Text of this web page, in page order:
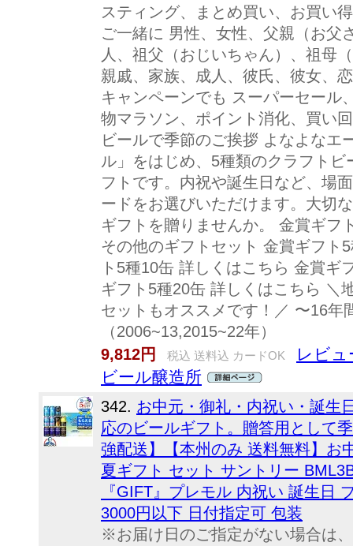
スティング、まとめ買い、お買い
ご一緒に 男性、女性、父親（お父
人、祖父（おじいちゃん）、祖母
親戚、家族、成人、彼氏、彼女、
キャンペーンでも スーパーセール
物マラソン、ポイント消化、買い
ビールで季節のご挨拶 よなよなエ
ル」をはじめ、5種類のクラフト
フトです。内祝や誕生日など、場
ードをお選びいただけます。大切
ギフトを贈りませんか。 金賞ギフ
その他のギフトセット 金賞ギフト
ト5種10缶 詳しくはこちら 金賞ギ
ギフト5種20缶 詳しくはこちら ＼
セットもオススメです！／ 〜16年
（2006~13,2015~22年）
9,812円
税込 送料込 カードOK
レビュ
ビール醸造所
342. お中元・御礼・内祝い・誕生
応のビールギフト。贈答用として
強配送】【本州のみ 送料無料】お
夏ギフト セット サントリー
『GIFT』プレモル 内祝い 誕生日
3000円以下 日付指定可 包装
※お届け日のご指定がない場合は